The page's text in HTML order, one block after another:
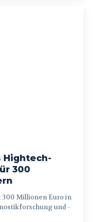
Hightech-
300
und -